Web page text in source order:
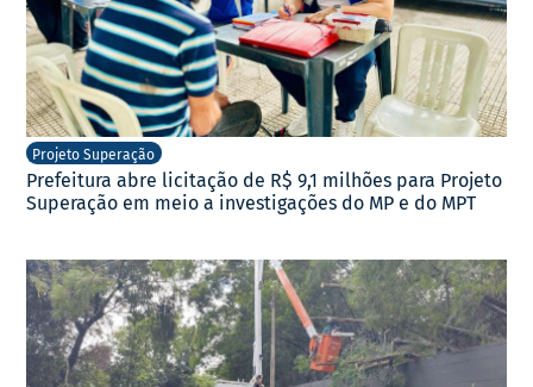
Projeto Superação
Prefeitura abre licitação de R$ 9,1 milhões para Projeto
Superação em meio a investigações do MP e do MPT